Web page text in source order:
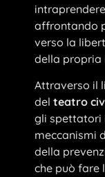
affrontando
verso la
della propria
Attraverso il
del teatro
gli spettatori
meccanismi
della
che può fare